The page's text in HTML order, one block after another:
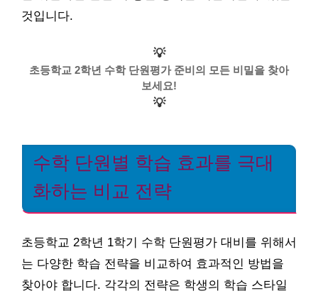
것입니다.
💡
초등학교 2학년 수학 단원평가 준비의 모든 비밀을 찾아
보세요!
💡
수학 단원별 학습 효과를 극대
화하는 비교 전략
초등학교 2학년 1학기 수학 단원평가 대비를 위해서
는 다양한 학습 전략을 비교하여 효과적인 방법을
찾아야 합니다. 각각의 전략은 학생의 학습 스타일